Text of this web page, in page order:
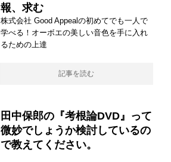
報、求む
株式会社 Good Appealの初めてでも一人で
学べる！オーボエの美しい音色を手に入れ
るための上達
記事を読む
田中保郎の『考根論DVD』って
微妙でしょうか検討しているの
で教えてください。